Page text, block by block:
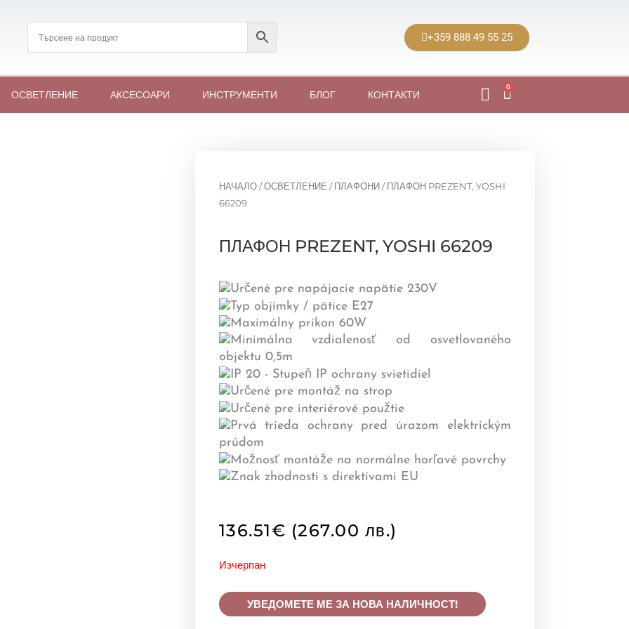
+359 888 49 55 25
ОСВЕТЛЕНИЕ АКСЕСОАРИ ИНСТРУМЕНТИ БЛОГ КОНТАКТИ
0
Cart
НАЧАЛО/ОСВЕТЛЕНИЕ /ПЛАФОНИ/ ПЛАФОН PREZENT, YOSHI
66209
ПЛАФОН PREZENT, YOSHI 66209
136.51€ (267.00 лв.)
Изчерпан
УВЕДОМЕТЕ МЕ ЗА НОВА НАЛИЧНОСТ!